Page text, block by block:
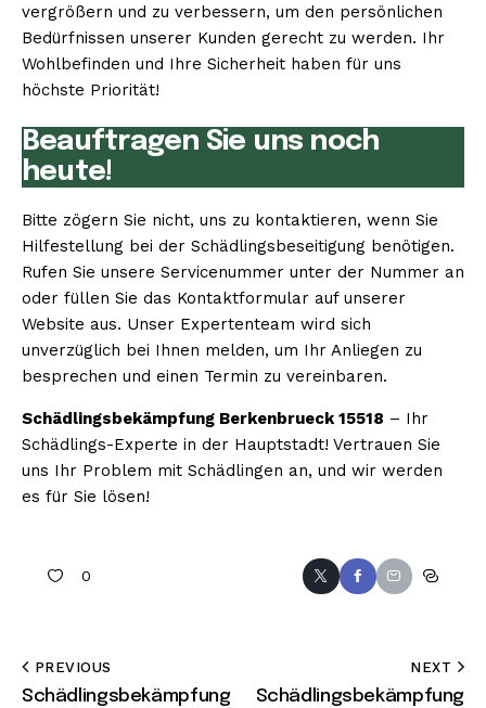
vergrößern und zu verbessern, um den persönlichen
Bedürfnissen unserer Kunden gerecht zu werden. Ihr
Wohlbefinden und Ihre Sicherheit haben für uns
höchste Priorität!
Beauftragen Sie uns noch
heute!
Bitte zögern Sie nicht, uns zu kontaktieren, wenn Sie
Hilfestellung bei der Schädlingsbeseitigung benötigen.
Rufen Sie unsere Servicenummer unter der Nummer an
oder füllen Sie das Kontaktformular auf unserer
Website aus. Unser Expertenteam wird sich
unverzüglich bei Ihnen melden, um Ihr Anliegen zu
besprechen und einen Termin zu vereinbaren.
Schädlingsbekämpfung Berkenbrueck 15518 – Ihr
Schädlings-Experte in der Hauptstadt! Vertrauen Sie
uns Ihr Problem mit Schädlingen an, und wir werden
es für Sie lösen!
0
PREVIOUS
Schädlingsbekämpfung
NEXT
Schädlingsbekämpfung